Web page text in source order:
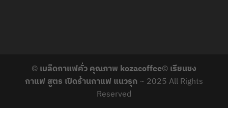
© เมล็ดกาแฟคั่ว คุณภาพ kozacoffee© เรียนชง
กาแฟ สูตร เปิดร้านกาแฟ แนวรุก ~ 2025 All Rights
Reserved